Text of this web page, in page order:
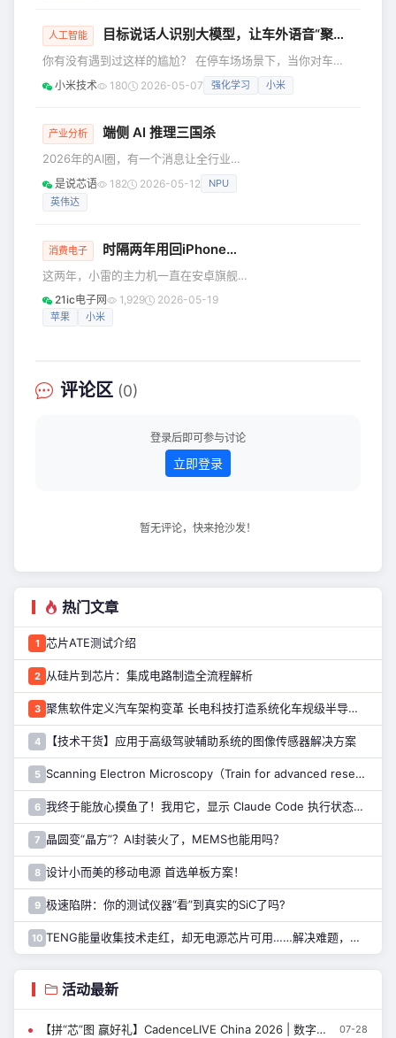
离开了拍摄地点，视频消除技术可以挽
救你的不完美视频。 在实际研发视频消
除任务的过程中，我们发现了一个普遍
存在的问题：现有的方法大多在理想条
比论文里的测试场景复杂——模型识别
的掩码边缘不够
人工智能 目标说话人识别大模型，让车外语音“聚精会神”听懂你
你有没有遇到过这样的尴尬？ 在停车场场景下，当你对车辆
说出 “小爱同学，锁车” 时，若旁边路人随口发出类似 “关闭”
“停” 的语音，传统车外语音方案可能出现误触发；而当你手持
态与环境噪声影响，指令也可能出现识别不完整、响应不及时
的情况。 这些问题表面看是“车外太吵”，本质上其实是一个更
难的技术挑战——“鸡尾酒会”**场景下的目标说话人语音识
小米技术 180 2026-05-07 强化学习 小米
产业分析 端侧 AI 推理三国杀
2026年的AI圈，有一个消息让全行业震
动：英伟达豪掷200亿美金收购Groq，
坚定押注HBM+LPU的协同路线，试图
境——AI快用不起了！智谱、Anthropic
等大模型机构密集涨价、调整计费模
式，背后的核心症结，正是端侧AI推理
的底层架构瓶颈。 如今，全球端侧AI推
理赛道已经悄然分成了三条截然不同的
是说芯语 182 2026-05-12
NPU
英伟达
消费电子 时隔两年用回iPhone，我震惊了！
这两年，小雷的主力机一直在安卓旗舰
之间切换，从小米、OPPO到vivo、荣
耀，几乎每一代旗舰都摸过一遍，而最
卓旗舰有什么不满，而是iPhone Air的
价格确实香（到手5099元），加上也快
的。 说实话，当我重新把iPhone拿在手
21ic电子网 1,929 2026-05-19
苹果 小米
评论区 (0)
登录后即可参与讨论
立即登录
暂无评论，快来抢沙发！
热门文章
1 芯片ATE测试介绍
2 从硅片到芯片：集成电路制造全流程解析
3 聚焦软件定义汽车架构变革 长电科技打造系统化车规级半导体封测能力
4 【技术干货】应用于高级驾驶辅助系统的图像传感器解决方案
5 Scanning Electron Microscopy（Train for advanced research）扫描电子显微镜介绍（二）
6 我终于能放心摸鱼了！我用它，显示 Claude Code 执行状态……
7 晶圆变“晶方”？AI封装火了，MEMS也能用吗？
8 设计小而美的移动电源 首选单板方案！
9 极速陷阱：你的测试仪器“看”到真实的SiC了吗?
10 TENG能量收集技术走红，却无电源芯片可用……解决难题，只需一招！
活动最新
【拼“芯”图 赢好礼】CadenceLIVE China 2026 | 数字设计与签核技术专题 07-28